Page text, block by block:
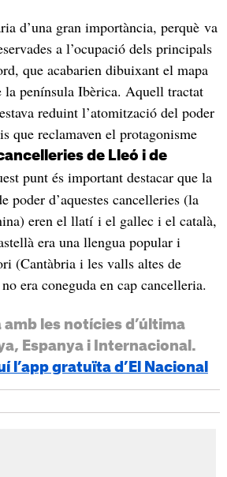
d’una gran importància, perquè va
a l’ocupació dels principals
que acabarien dibuixant el mapa
península Ibèrica. Aquell tractat
reduint l’atomització del poder
que reclamaven el protagonisme
de Lleó i de
punt és important destacar que la
poder d’aquestes cancelleries (la
eren el llatí i el gallec i el català,
era una llengua popular i
(Cantàbria i les valls altes de
era coneguda en cap cancelleria.
amb les notícies d’última
Espanya i Internacional.
l’app gratuïta d’El Nacional